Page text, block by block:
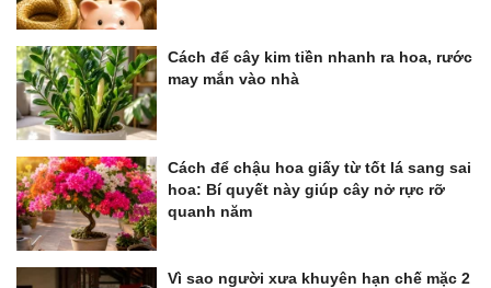
Cách để cây kim tiền nhanh ra hoa, rước
may mắn vào nhà
Cách để chậu hoa giấy từ tốt lá sang sai
hoa: Bí quyết này giúp cây nở rực rỡ
quanh năm
Vì sao người xưa khuyên hạn chế mặc 2